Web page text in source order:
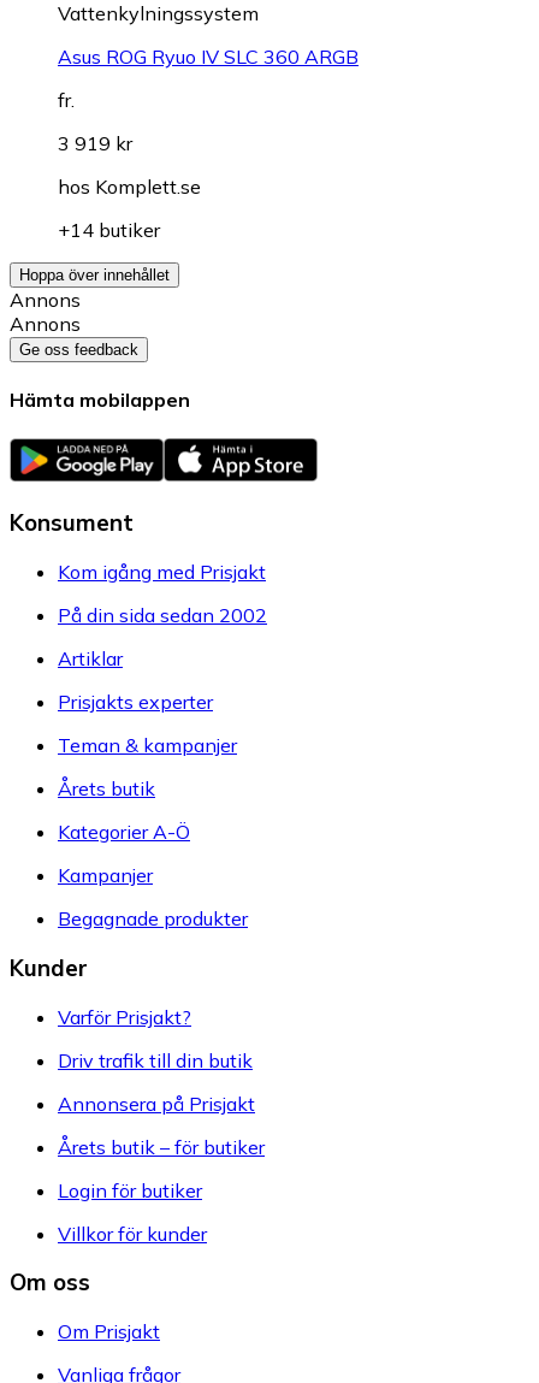
Vattenkylningssystem
Asus ROG Ryuo IV SLC 360 ARGB
fr.
3 919 kr
hos Komplett.se
+14 butiker
Hoppa över innehållet
Annons
Annons
Ge oss feedback
Hämta mobilappen
Konsument
Kom igång med Prisjakt
På din sida sedan 2002
Artiklar
Prisjakts experter
Teman & kampanjer
Årets butik
Kategorier A-Ö
Kampanjer
Begagnade produkter
Kunder
Varför Prisjakt?
Driv trafik till din butik
Annonsera på Prisjakt
Årets butik – för butiker
Login för butiker
Villkor för kunder
Om oss
Om Prisjakt
Vanliga frågor